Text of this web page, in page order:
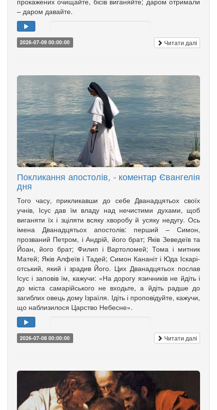
– даром давайте.
2026-07-09 00:00:00 Читати далі
Покликання апостолів, - коментар Євангелія
дня
Того часу, прикликавши до себе Дванадцятьох своїх
учнів, Ісус дав їм владу над нечистими духами, щоб
вига­няти їх і зціляти всяку хворобу й усяку недугу. Ось
імена Дванадцятьох апо­столів: перший – Симон,
прозваний Петром, і Андрій, його брат; Яків Зе­­ведеїв та
Йоан, його брат; Филип і Вартоломей; Тома і мит­ник
Матей; Яків Алфеїв і Та­дей; Симон Кананіт і Юда Іска­рі­
от­ський, який і зрадив Його. Цих Дванадцятьох послав
Ісус і заповів їм, кажучи: «На дорогу язич­ників не йдіть і
до міста самарійського не входьте, а йдіть радше до
загиблих овець дому Ізраїля. Ідіть і проповідуйте, кажучи,
що наблизилося Царство Небесне».
2026-07-08 00:00:00 Читати далі